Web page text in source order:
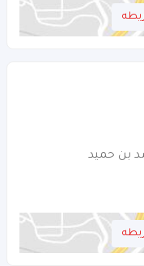
بن حميد